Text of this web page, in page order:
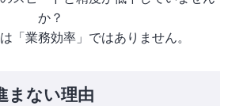
か？
「業務効率」ではありません。
まない理由